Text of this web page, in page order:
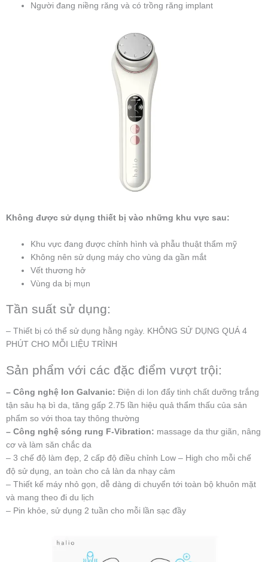
Người đang niềng răng và có trồng răng implant
Không được sử dụng thiết bị vào những khu vực sau:
Khu vực đang được chỉnh hình và phẫu thuật thẩm mỹ
Không nên sử dụng máy cho vùng da gần mắt
Vết thương hở
Vùng da bị mụn
Tần suất sử dụng:
– Thiết bị có thể sử dụng hằng ngày. KHÔNG SỬ DỤNG QUÁ 4
PHÚT CHO MỖI LIỆU TRÌNH
Sản phẩm với các đặc điểm vượt trội:
– Công nghệ Ion Galvanic: Điện di Ion đẩy tinh chất dưỡng trắng
tận sâu hạ bì da, tăng gấp 2.75 lần hiệu quả thẩm thấu của sản
phẩm so với thoa tay thông thường
– Công nghệ sóng rung F-Vibration: massage da thư giãn, nâng
cơ và làm săn chắc da
– 3 chế độ làm đẹp, 2 cấp độ điều chỉnh Low – High cho mỗi chế
độ sử dụng, an toàn cho cả làn da nhạy cảm
– Thiết kế máy nhỏ gọn, dễ dàng di chuyển tới toàn bộ khuôn mặt
và mang theo đi du lịch
– Pin khỏe, sử dụng 2 tuần cho mỗi lần sạc đầy